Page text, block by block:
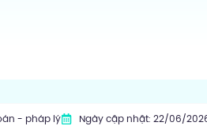
- pháp lý Ngày cập nhật: 22/06/